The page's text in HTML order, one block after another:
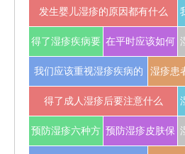
发生婴儿湿疹的原因都有什么
得了湿疹疾病要
怎样预防该注意
什么
在平时应该如何
预防湿疹疾病
我们应该重视湿疹疾病的
饮食
湿疹患
得了成人湿疹后要注意什么
预防湿疹六种方 预防湿疹皮肤保